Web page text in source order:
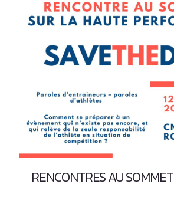
RENCONTRES AU SOMMET